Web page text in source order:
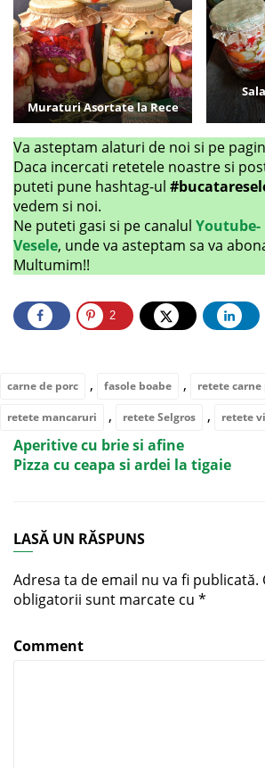
Muraturi Asortate la Rece
Va asteptam alaturi de noi si pe
Daca incercati retetele noastre si
puteti pune hashtag-ul
vedem si noi.
Ne puteti gasi si pe canalul Youtube-
Vesele, unde va asteptam sa va
Multumim!!
2
carne de porc , fasole boabe , retete
retete mancaruri , retete Selgros , retete
Aperitive cu brie si afine
Pizza cu ceapa si ardei la tigaie
LASĂ UN RĂSPUNS
Adresa ta de email nu va fi publicată.
obligatorii sunt marcate cu *
Comment